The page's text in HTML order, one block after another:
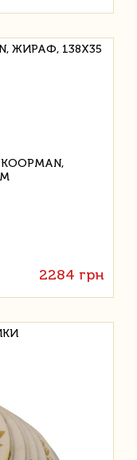
ЖИРАФ, 138Х35
2284 грн